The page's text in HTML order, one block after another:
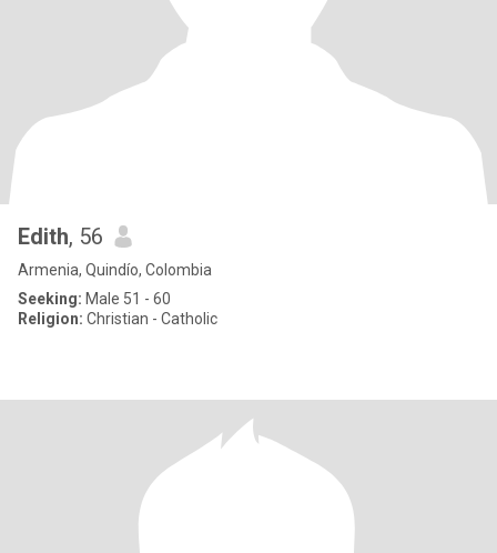
Edith, 56
Armenia, Quindío, Colombia
Seeking: Male 51 - 60
Religion: Christian - Catholic